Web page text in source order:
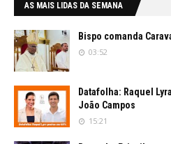
AS MAIS LIDAS DA SEMANA
Bispo comanda
03:52
Datafolha: Raquel
João Campos
15:21